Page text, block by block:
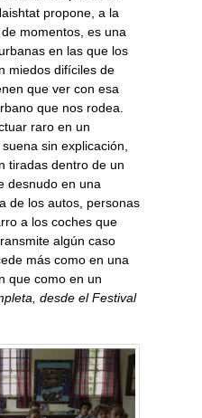
propone, a la
momentos, es una
en las que los
miedos difíciles de
que ver con esa
que nos rodea.
raro en un
sin explicación,
tiradas dentro de un
desnudo en una
de los autos, personas
a los coches que
algún caso
más como en una
que como en un
desde el Festival